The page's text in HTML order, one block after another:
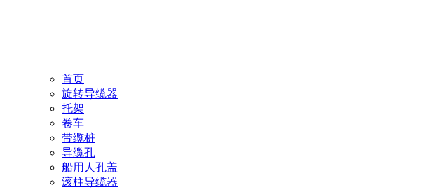
首页
旋转导缆器
托架
卷车
带缆桩
导缆孔
船用人孔盖
滚柱导缆器